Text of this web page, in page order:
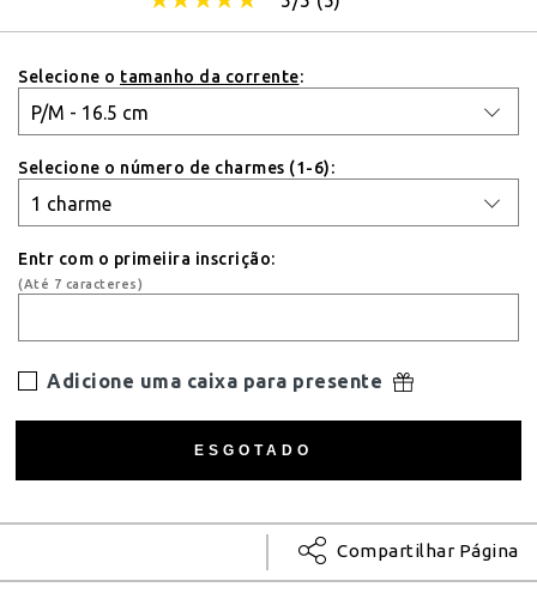
Selecione o tamanho da corrente:
Selecione o número de charmes (1-6):
Entr com o primeiira inscrição:
(Até 7 caracteres)
Adicione uma caixa para presente
Compartilhar Página